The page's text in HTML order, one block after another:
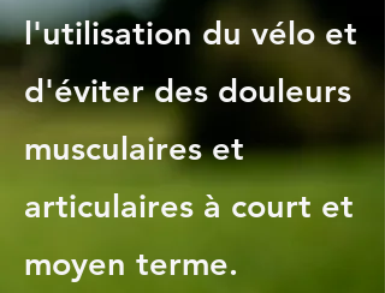
l'utilisation du vélo et
d'éviter des douleurs
musculaires et
articulaires à court et
moyen terme.